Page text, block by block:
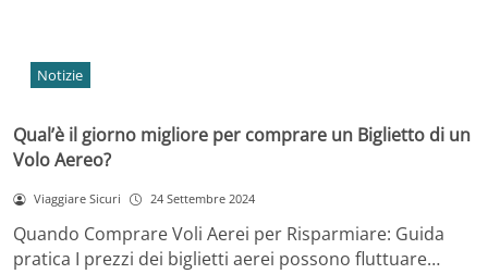
Notizie
Qual’è il giorno migliore per comprare un Biglietto di un
Volo Aereo?
Viaggiare Sicuri 24 Settembre 2024
Quando Comprare Voli Aerei per Risparmiare: Guida
pratica I prezzi dei biglietti aerei possono fluttuare…